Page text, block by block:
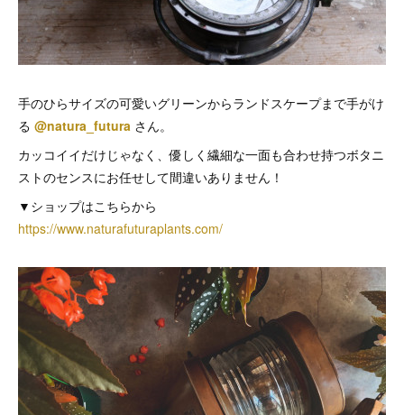
手のひらサイズの可愛いグリーンからランドスケープまで手がけ
る @natura_futura さん。
カッコイイだけじゃなく、優しく繊細な一面も合わせ持つボタニ
ストのセンスにお任せして間違いありません！
▼ショップはこちらから
https://www.naturafuturaplants.com/